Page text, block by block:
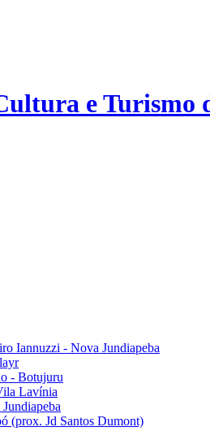
e Turismo
Iannuzzi - Nova Jundiapeba
- Botujuru
Lavínia
(prox. Jd Santos Dumont)